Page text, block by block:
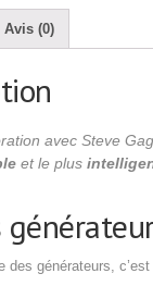
Avis (0)
avec Steve
et le plus
des générateurs,